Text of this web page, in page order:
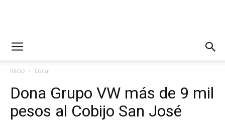
Inicio Local
Dona Grupo VW más de 9 mil
pesos al Cobijo San José